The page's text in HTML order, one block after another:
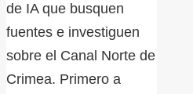
de IA que busquen
fuentes e investiguen
sobre el Canal Norte de
Crimea. Primero a